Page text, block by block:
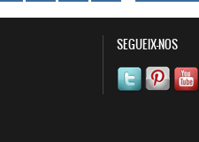
SEGUEIX-NOS